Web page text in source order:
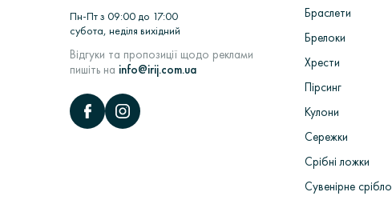
Пн-Пт з 09:00 до 17:00
субота, неділя вихідний
Відгуки та пропозиції щодо реклами
пишіть на info@irij.com.ua
Браслети
Брелоки
Хрести
Пірсинг
Кулони
Сережки
Срібні ложки
Сувенірне срібло